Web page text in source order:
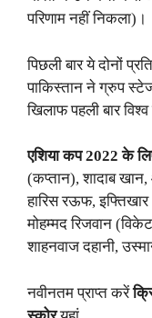
परिणाम नहीं निकला)।
पिछली बार ये दोनों
पाकिस्तान ने ग्रुप
खिलाफ पहली बार
एशिया कप 2022 के
(कप्तान), शादाब
हारिस रऊफ,
मोहम्मद रिजवान
शाहनवाज दहानी,
नवीनतम प्राप्त करें